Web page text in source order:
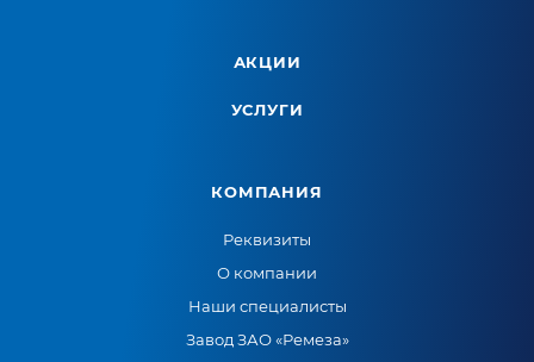
АКЦИИ
УСЛУГИ
КОМПАНИЯ
Реквизиты
О компании
Наши специалисты
Завод ЗАО «Ремеза»